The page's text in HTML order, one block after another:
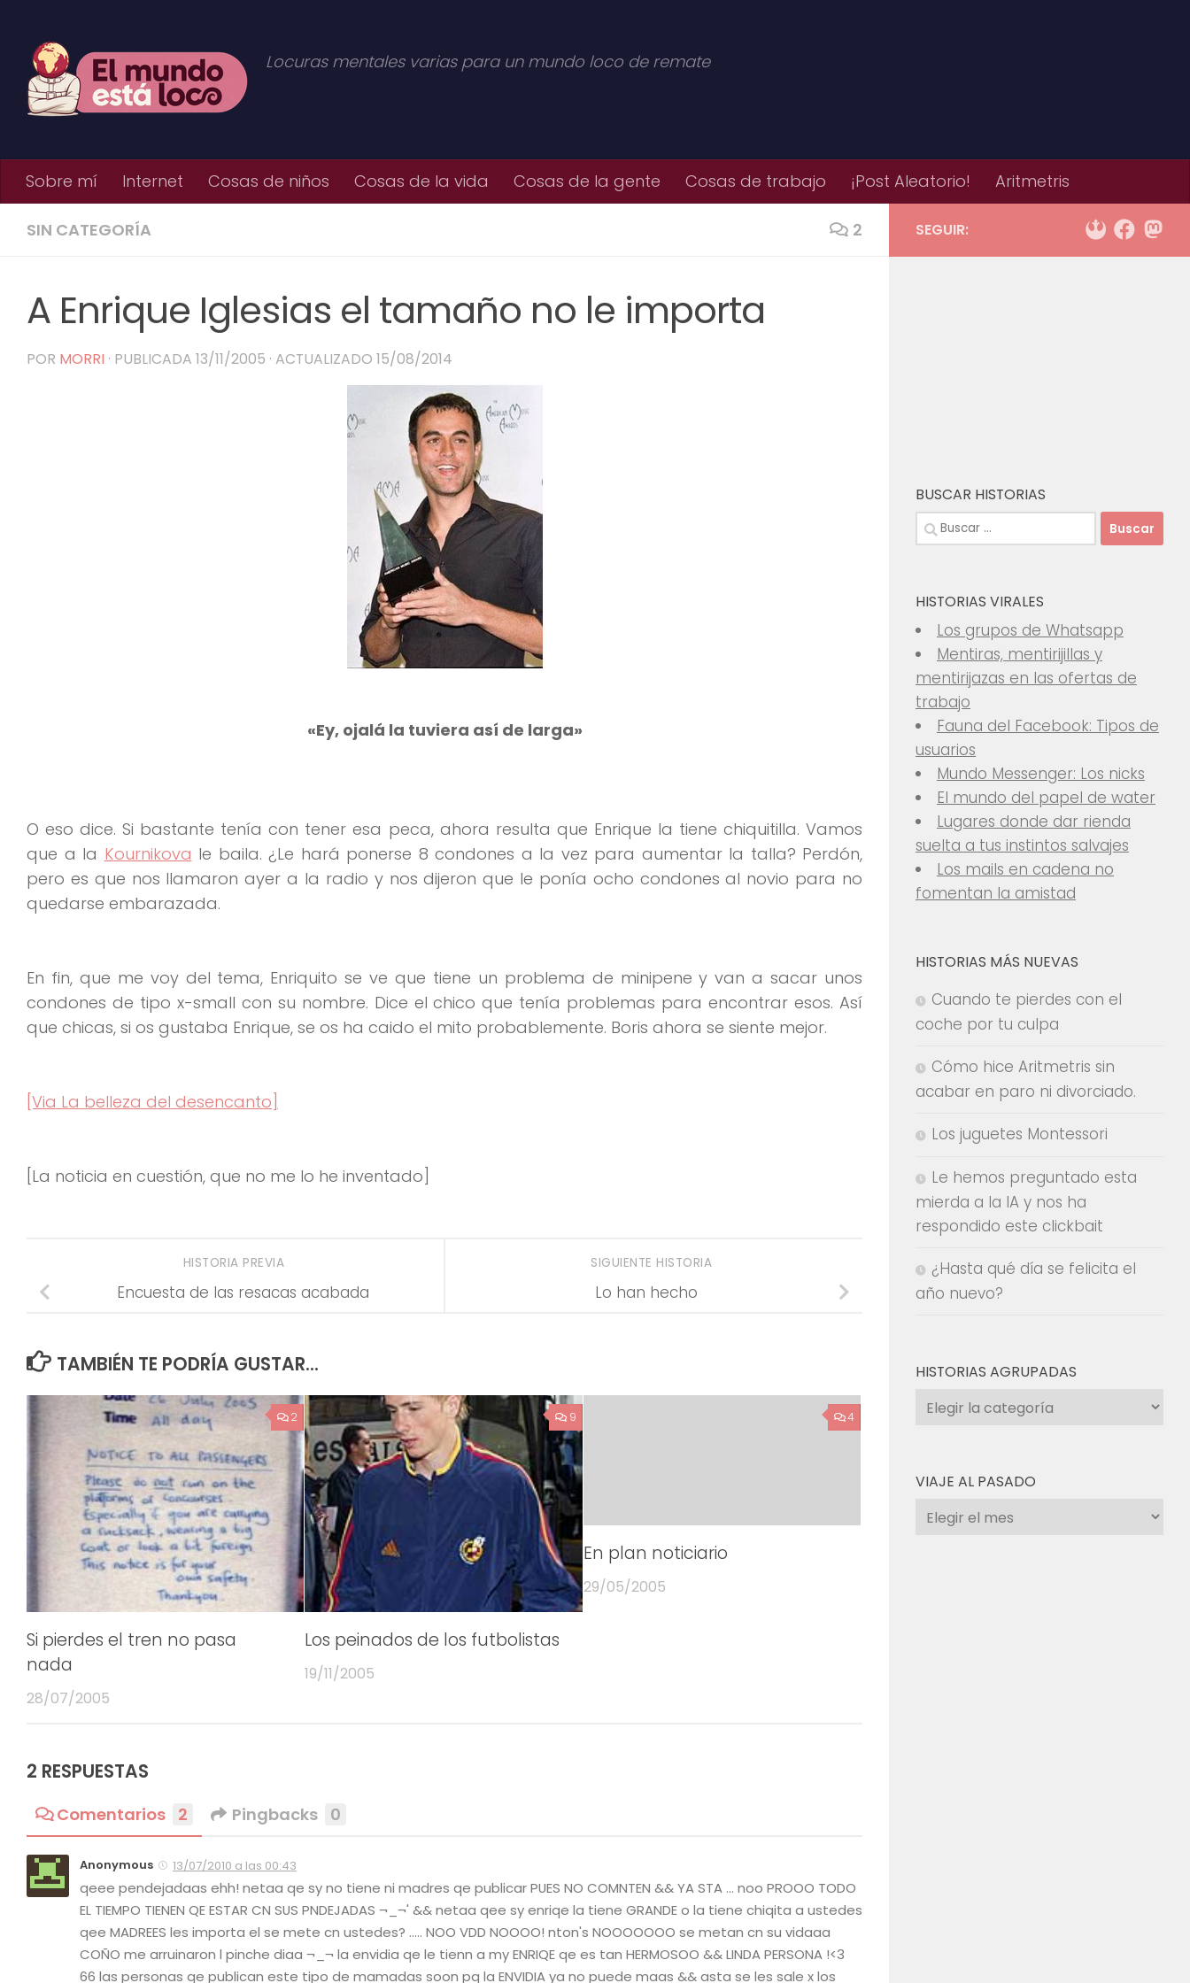
Locuras mentales varias para un mundo loco de remate
Sobre mí Internet Cosas de niños Cosas de la vida Cosas de la gente Cosas de trabajo ¡Post Aleatorio! Aritmetris
SIN CATEGORÍA 2
A Enrique Iglesias el tamaño no le importa
POR MORRI · PUBLICADA 13/11/2005 · ACTUALIZADO 15/08/2014
«Ey, ojalá la tuviera así de larga»
O eso dice. Si bastante tenía con tener esa peca, ahora resulta que Enrique la tiene chiquitilla. Vamos
que a la Kournikova le baila. ¿Le hará ponerse 8 condones a la vez para aumentar la talla? Perdón,
pero es que nos llamaron ayer a la radio y nos dijeron que le ponía ocho condones al novio para no
quedarse embarazada.
En fin, que me voy del tema, Enriquito se ve que tiene un problema de minipene y van a sacar unos
condones de tipo x-small con su nombre. Dice el chico que tenía problemas para encontrar esos. Así
que chicas, si os gustaba Enrique, se os ha caido el mito probablemente. Boris ahora se siente mejor.
[Via La belleza del desencanto]
[La noticia en cuestión, que no me lo he inventado]
SIGUIENTE HISTORIA
Lo han hecho
HISTORIA PREVIA
Encuesta de las resacas acabada
TAMBIÉN TE PODRÍA GUSTAR...
2
Si pierdes el tren no pasa
nada
28/07/2005
9
Los peinados de los futbolistas
19/11/2005
4
En plan noticiario
29/05/2005
2 RESPUESTAS
Comentarios 2 Pingbacks 0
Anonymous 13/07/2010 a las 00:43
qeee pendejadaas ehh! netaa qe sy no tiene ni madres qe publicar PUES NO COMNTEN && YA STA … noo PROOO TODO
EL TIEMPO TIENEN QE ESTAR CN SUS PNDEJADAS ¬_¬' && netaa qee sy enriqe la tiene GRANDE o la tiene chiqita a ustedes
qee MADREES les importa el se mete cn ustedes? ….. NOO VDD NOOOO! nton's NOOOOOOO se metan cn su vidaaa
COÑO me arruinaron l pinche diaa ¬_¬ la envidia qe le tienn a my ENRIQE qe es tan HERMOSOO && LINDA PERSONA !<3
66 las personas qe publican este tipo de mamadas soon pq la ENVIDIA ya no puede maas && asta se les sale x los
SEGUIR:
BUSCAR HISTORIAS
Buscar:
HISTORIAS VIRALES
Los grupos de Whatsapp
Mentiras, mentirijillas y
mentirijazas en las ofertas de
trabajo
Fauna del Facebook: Tipos de
usuarios
Mundo Messenger: Los nicks
El mundo del papel de water
Lugares donde dar rienda
suelta a tus instintos salvajes
Los mails en cadena no
fomentan la amistad
HISTORIAS MÁS NUEVAS
Cuando te pierdes con el
coche por tu culpa
Cómo hice Aritmetris sin
acabar en paro ni divorciado.
Los juguetes Montessori
Le hemos preguntado esta
mierda a la IA y nos ha
respondido este clickbait
¿Hasta qué día se felicita el
año nuevo?
HISTORIAS AGRUPADAS
Historias
agrupadas
VIAJE AL PASADO
Viaje